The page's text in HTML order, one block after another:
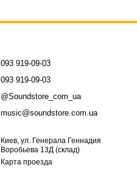
093 919-09-03
093 919-09-03
@Soundstore_com_ua
music@soundstore.com.ua
Киев, ул. Генерала Геннадия
Воробьева 13Д (склад)
Карта проезда